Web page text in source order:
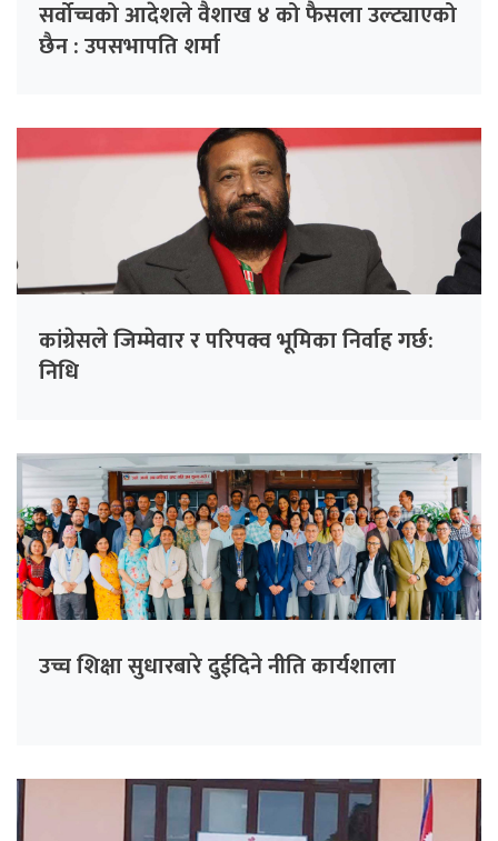
सर्वोच्चको आदेशले वैशाख ४ को फैसला उल्ट्याएको
छैन : उपसभापति शर्मा
कांग्रेसले जिम्मेवार र परिपक्व भूमिका निर्वाह गर्छ:
निधि
उच्च शिक्षा सुधारबारे दुईदिने नीति कार्यशाला